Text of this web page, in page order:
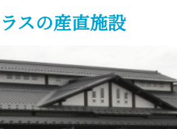
スの産直施設